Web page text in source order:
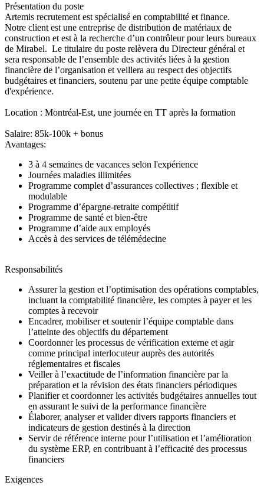
Présentation du poste
Artemis recrutement est spécialisé en comptabilité et finance.
Notre client est une entreprise de distribution de matériaux de
construction et est à la recherche d’un contrôleur pour leurs bureaux
de Mirabel. Le titulaire du poste relèvera du Directeur général et
sera responsable de l’ensemble des activités liées à la gestion
financière de l’organisation et veillera au respect des objectifs
budgétaires et financiers, soutenu par une petite équipe comptable
d'expérience.
Location : Montréal-Est, une journée en TT après la formation
Salaire: 85k-100k + bonus
Avantages:
3 à 4 semaines de vacances selon l'expérience
Journées maladies illimitées
Programme complet d’assurances collectives ; flexible et
modulable
Programme d’épargne-retraite compétitif
Programme de santé et bien-être
Programme d’aide aux employés
Accès à des services de télémédecine
Responsabilités
Assurer la gestion et l’optimisation des opérations comptables,
incluant la comptabilité financière, les comptes à payer et les
comptes à recevoir
Encadrer, mobiliser et soutenir l’équipe comptable dans
l’atteinte des objectifs du département
Coordonner les processus de vérification externe et agir
comme principal interlocuteur auprès des autorités
réglementaires et fiscales
Veiller à l’exactitude de l’information financière par la
préparation et la révision des états financiers périodiques
Planifier et coordonner les activités budgétaires annuelles tout
en assurant le suivi de la performance financière
Élaborer, analyser et valider divers rapports financiers et
indicateurs de gestion destinés à la direction
Servir de référence interne pour l’utilisation et l’amélioration
du système ERP, en contribuant à l’efficacité des processus
financiers
Exigences